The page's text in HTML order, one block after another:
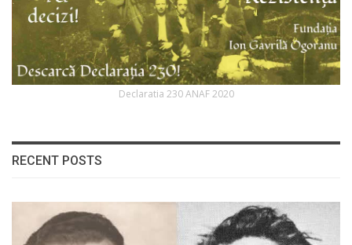
Declaratia 230 ANAF 2020
RECENT POSTS